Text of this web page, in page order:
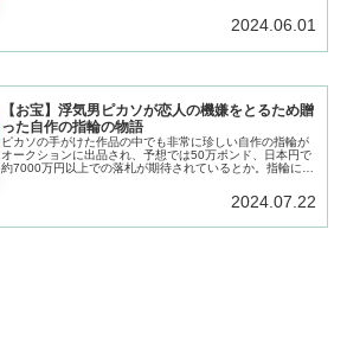
2024.06.01
【お宝】浮気男ピカソが恋人の機嫌をとるため贈
った自作の指輪の物語
ピカソの手がけた作品の中でも非常に珍しい自作の指輪が
オークションに出品され、予想では50万ポンド、日本円で
約7000万円以上での落札が期待されているとか。指輪には
2024.07.22